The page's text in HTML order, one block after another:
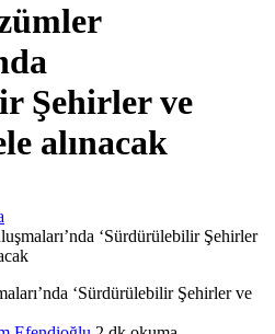
Şehirler ve
alınacak
‘Sürdürülebilir Şehirler